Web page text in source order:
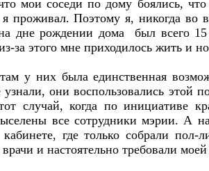
мои соседи по дому боялись,
я проживал. Поэтому я, никогда во
дне рождении дома был всего
за этого мне приходилось жить и
у них была единственная
они воспользовались этой
случай, когда по инициативе
все сотрудники мэрии. А
где только собрали пол-
и настоятельно требовали